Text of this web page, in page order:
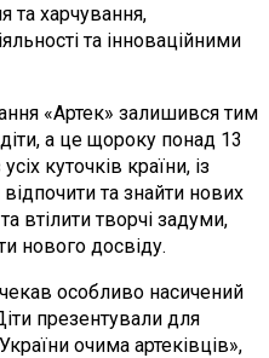
харчування,
та інноваційними
«Артек» залишився тим
а це щороку понад 13
куточків країни, із
та знайти нових
втілити творчі задуми,
нового досвіду.
особливо насичений
презентували для
очима артеківців»,